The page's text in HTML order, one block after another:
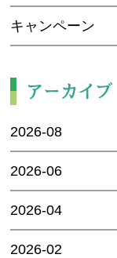
キャンペーン
アーカイブ
2026-08
2026-06
2026-04
2026-02